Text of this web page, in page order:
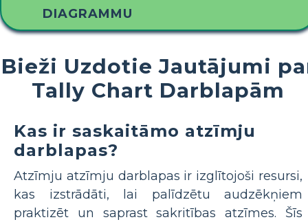
DIAGRAMMU
Bieži Uzdotie Jautājumi
Tally Chart Darblapām
Kas ir saskaitāmo atzīmju
darblapas?
Atzīmju atzīmju darblapas ir izglītojoši resursi,
kas izstrādāti, lai palīdzētu audzēkņiem
praktizēt un saprast sakritības atzīmes. Šīs